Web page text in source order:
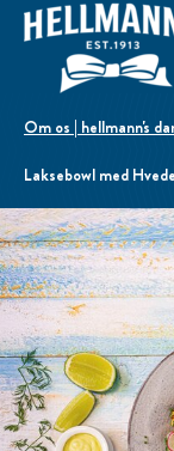
om os | hellmann's
Laksebowl med